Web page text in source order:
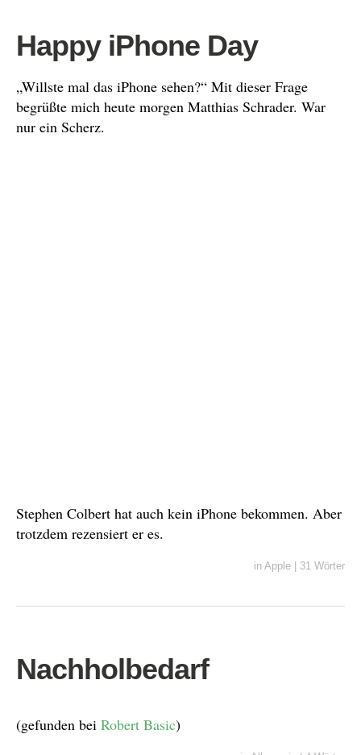
Happy iPhone Day
„Willste mal das iPhone sehen?“ Mit dieser Frage
begrüßte mich heute morgen Matthias Schrader. War
nur ein Scherz.
Stephen Colbert hat auch kein iPhone bekommen. Aber
trotzdem rezensiert er es.
in Apple | 31 Wörter
Nachholbedarf
(gefunden bei Robert Basic)